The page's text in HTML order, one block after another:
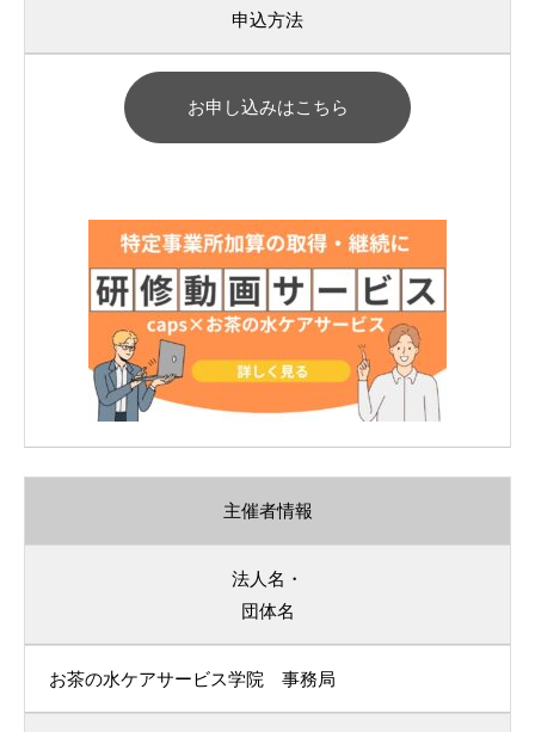
申込方法
お申し込みはこちら
主催者情報
法人名・
団体名
お茶の水ケアサービス学院 事務局